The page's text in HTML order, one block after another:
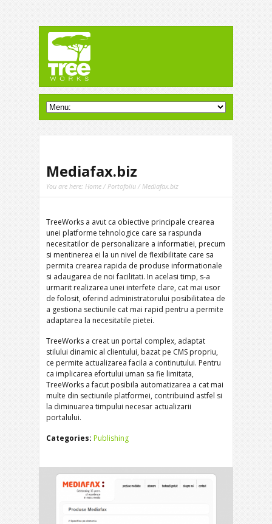
Mediafax.biz
You are here: Home /Portofoliu / Mediafax.biz
TreeWorks a avut ca obiective principale crearea
unei platforme tehnologice care sa raspunda
necesitatilor de personalizare a informatiei, precum
si mentinerea ei la un nivel de flexibilitate care sa
permita crearea rapida de produse informationale
si adaugarea de noi facilitati. In acelasi timp, s-a
urmarit realizarea unei interfete clare, cat mai usor
de folosit, oferind administratorului posibilitatea de
a gestiona sectiunile cat mai rapid pentru a permite
adaptarea la necesitatile pietei.
TreeWorks a creat un portal complex, adaptat
stilului dinamic al clientului, bazat pe CMS propriu,
ce permite actualizarea facila a continutului. Pentru
ca implicarea efortului uman sa fie limitata,
TreeWorks a facut posibila automatizarea a cat mai
multe din sectiunile platformei, contribuind astfel si
la diminuarea timpului necesar actualizarii
portalului.
Categories: Publishing